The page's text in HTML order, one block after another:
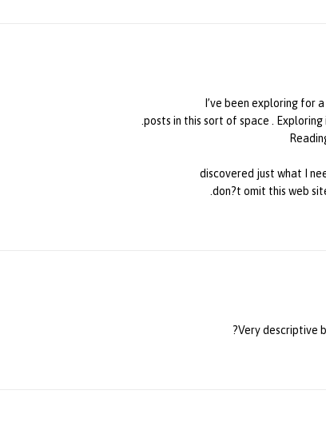
I’ve been exploring for
posts in this sort of space .
discovered just what I
don?t omit this web
Very descriptive